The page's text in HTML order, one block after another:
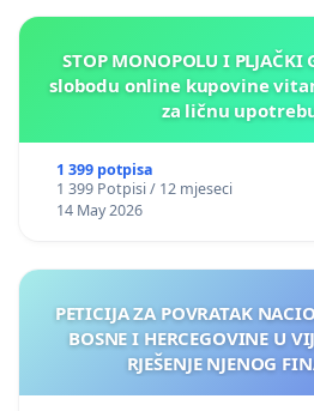
STOP MONOPOLU I
slobodu online kupovine
za ličnu
1 399 potpisa
1 399 Potpisi / 12 mjeseci
14 May 2026
PETICIJA ZA POVRATAK
BOSNE I HERCEGOVINE U
RJEŠENJE NJENOG